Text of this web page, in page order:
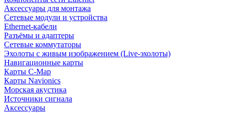
Аксессуары для монтажа
Сетевые модули и устройства
Ethernet-кабели
Разъёмы и адаптеры
Сетевые коммутаторы
Эхолоты с живым изображением (Live-эхолоты)
Навигационные карты
Карты C-Map
Карты Navionics
Морская акустика
Источники сигнала
Аксессуары